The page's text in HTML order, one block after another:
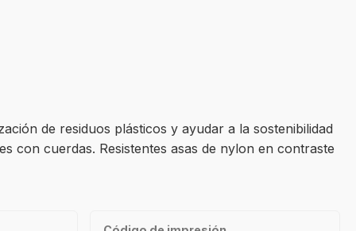
de residuos plásticos y ayudar a la sostenibilidad
con cuerdas. Resistentes asas de nylon en contraste